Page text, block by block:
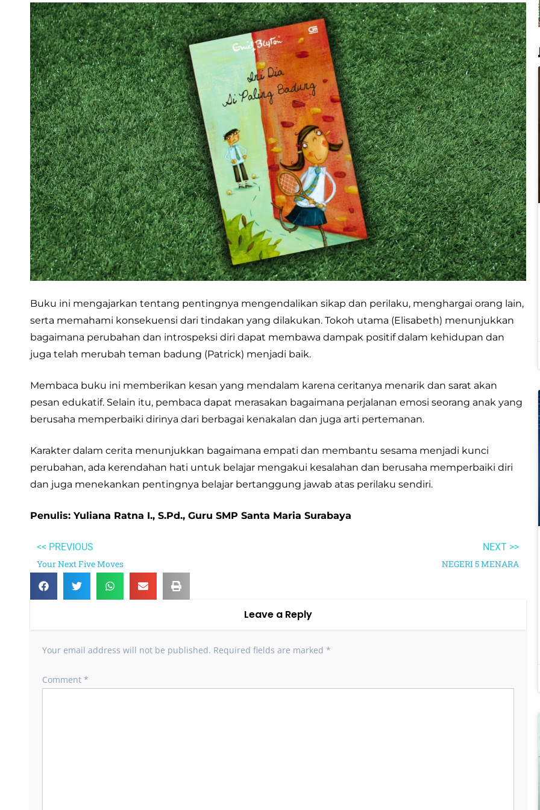
Buku ini mengajarkan tentang pentingnya mengendalikan sikap dan perilaku, menghargai orang lain,
serta memahami konsekuensi dari tindakan yang dilakukan. Tokoh utama (Elisabeth) menunjukkan
bagaimana perubahan dan introspeksi diri dapat membawa dampak positif dalam kehidupan dan
juga telah merubah teman badung (Patrick) menjadi baik.
Membaca buku ini memberikan kesan yang mendalam karena ceritanya menarik dan sarat akan
pesan edukatif. Selain itu, pembaca dapat merasakan bagaimana perjalanan emosi seorang anak yang
berusaha memperbaiki dirinya dari berbagai kenakalan dan juga arti pertemanan.
Karakter dalam cerita menunjukkan bagaimana empati dan membantu sesama menjadi kunci
perubahan, ada kerendahan hati untuk belajar mengakui kesalahan dan berusaha memperbaiki diri
dan juga menekankan pentingnya belajar bertanggung jawab atas perilaku sendiri.
Penulis: Yuliana Ratna I., S.Pd., Guru SMP Santa Maria Surabaya
<< PREVIOUS
Your Next Five Moves
NEXT >>
NEGERI 5 MENARA
Leave a Reply
Your email address will not be published. Required fields are marked *
Comment *